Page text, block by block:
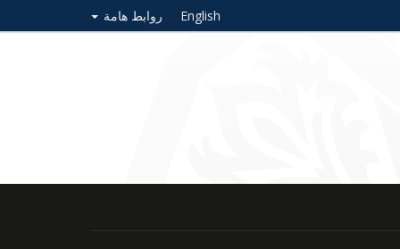
English روابط هامة